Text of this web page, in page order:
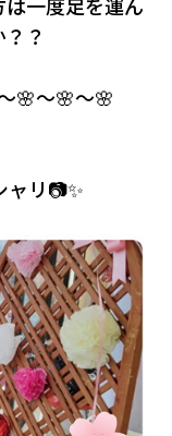
？
🌸～🌸～🌸
リ📷✨